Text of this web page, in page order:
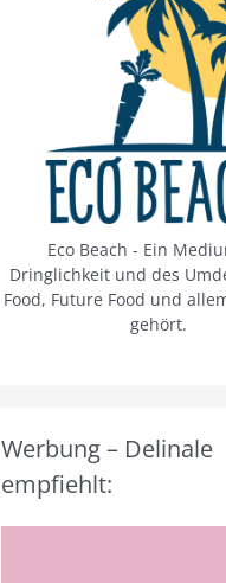
Eco Beach - Ein
Dringlichkeit und des
Food, Future Food und
gehört.
Werbung – Delinale
empfiehlt: